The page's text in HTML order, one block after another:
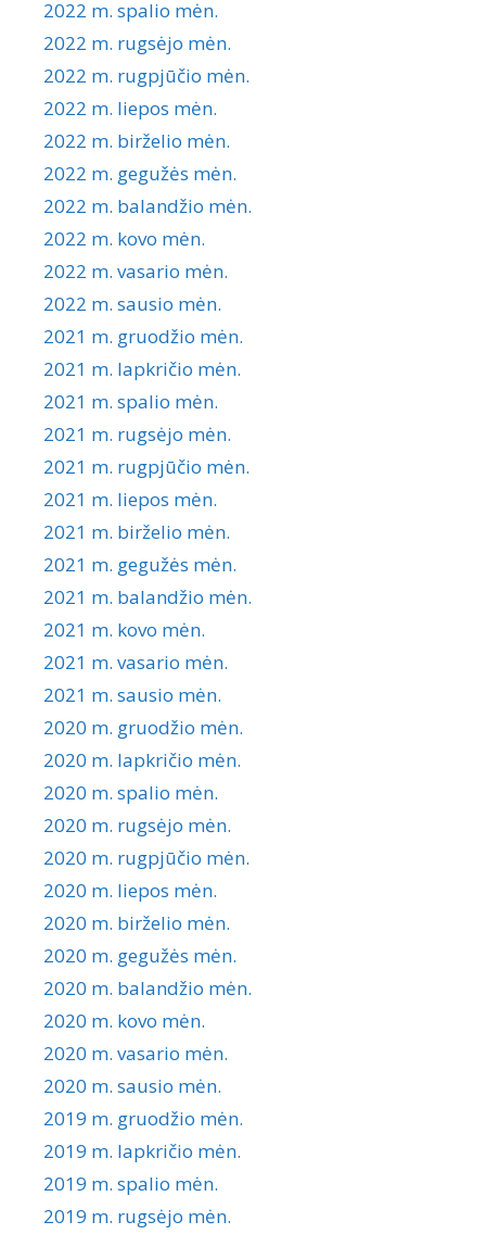
2022 m. spalio mėn.
2022 m. rugsėjo mėn.
2022 m. rugpjūčio mėn.
2022 m. liepos mėn.
2022 m. birželio mėn.
2022 m. gegužės mėn.
2022 m. balandžio mėn.
2022 m. kovo mėn.
2022 m. vasario mėn.
2022 m. sausio mėn.
2021 m. gruodžio mėn.
2021 m. lapkričio mėn.
2021 m. spalio mėn.
2021 m. rugsėjo mėn.
2021 m. rugpjūčio mėn.
2021 m. liepos mėn.
2021 m. birželio mėn.
2021 m. gegužės mėn.
2021 m. balandžio mėn.
2021 m. kovo mėn.
2021 m. vasario mėn.
2021 m. sausio mėn.
2020 m. gruodžio mėn.
2020 m. lapkričio mėn.
2020 m. spalio mėn.
2020 m. rugsėjo mėn.
2020 m. rugpjūčio mėn.
2020 m. liepos mėn.
2020 m. birželio mėn.
2020 m. gegužės mėn.
2020 m. balandžio mėn.
2020 m. kovo mėn.
2020 m. vasario mėn.
2020 m. sausio mėn.
2019 m. gruodžio mėn.
2019 m. lapkričio mėn.
2019 m. spalio mėn.
2019 m. rugsėjo mėn.